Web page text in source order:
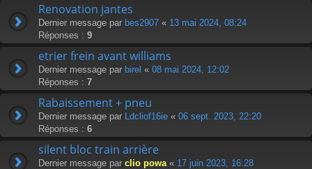
Renovation jantes
Dernier message par bes2907 « 13 mai 2024, 08:24
Réponses : 9
etrier frein avant williams
Dernier message par birel « 08 mai 2024, 12:02
Réponses : 7
Rabaissement + pneu
Dernier message par Ldcliof16ie « 06 sept. 2023, 22:20
Réponses : 6
silent bloc train arrière
Dernier message par clio powa « 17 juin 2023, 16:28